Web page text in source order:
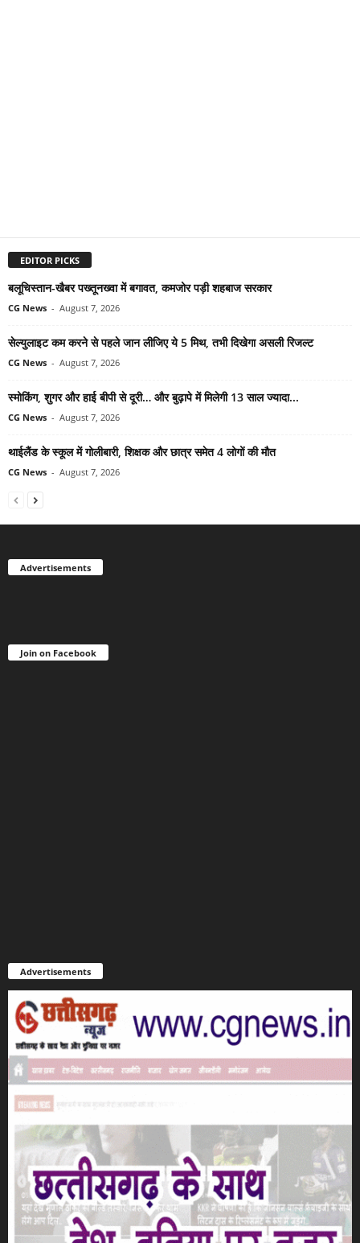
EDITOR PICKS
बलूचिस्तान-खैबर पख्तूनख्वा में बगावत, कमजोर पड़ी शहबाज सरकार
CG News - August 7, 2026
सेल्युलाइट कम करने से पहले जान लीजिए ये 5 मिथ, तभी दिखेगा असली रिजल्ट
CG News - August 7, 2026
स्मोकिंग, शुगर और हाई बीपी से दूरी… और बुढ़ापे में मिलेगी 13 साल ज्यादा...
CG News - August 7, 2026
थाईलैंड के स्कूल में गोलीबारी, शिक्षक और छात्र समेत 4 लोगों की मौत
CG News - August 7, 2026
Advertisements
Join on Facebook
Advertisements